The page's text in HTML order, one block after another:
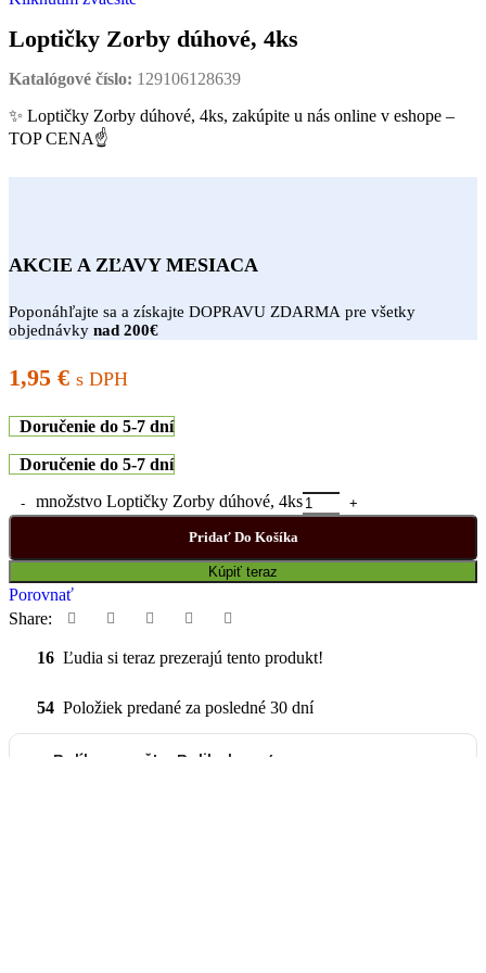
Loptičky Zorby dúhové, 4ks
Katalógové číslo: 129106128639
✨ Loptičky Zorby dúhové, 4ks, zakúpite u nás online v eshope –
TOP CENA☝
AKCIE A ZĽAVY MESIACA
Poponáhľajte sa a získajte DOPRAVU ZDARMA pre všetky
objednávky nad 200€
1,95 € s DPH
Doručenie do 5-7 dní
Doručenie do 5-7 dní
množstvo Loptičky Zorby dúhové, 4ks
Pridať Do Košíka
Kúpiť teraz
Porovnať
Share:
16 Ľudia si teraz prezerajú tento produkt!
54 Položiek predané za posledné 30 dní
Balík na poštu, Balikobox /